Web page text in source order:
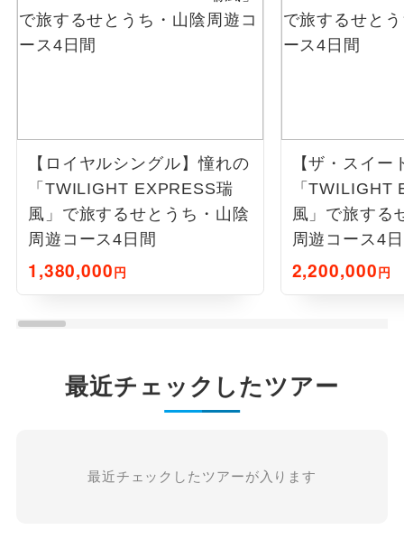
【ロイヤルシングル】憧れの
「TWILIGHT EXPRESS瑞
風」で旅するせとうち・山陰
周遊コース4日間
1,380,000円
【ザ・スイー
「TWILIGHT
風」で旅する
周遊コース4
2,200,000円
最近チェックしたツアー
最近チェックしたツアーが入ります